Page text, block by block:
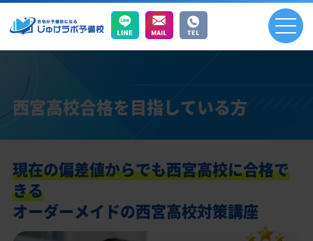
西宮高校合格を目指している方
現在の偏差値からでも西宮高校に合格で
きる
オーダーメイドの西宮高校対策講座